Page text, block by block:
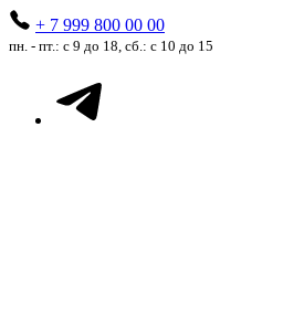
+ 7 999 800 00 00
пн. - пт.: с 9 до 18, сб.: с 10 до 15